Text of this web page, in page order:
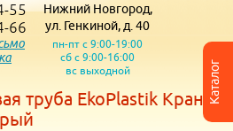
Каталог
55
66
Нижний Новгород,
ул. Генкиной, д. 40
пн-пт с 9:00-19:00
сб с 9:00-16:00
вс выходной
труба EkoPlastik Кран